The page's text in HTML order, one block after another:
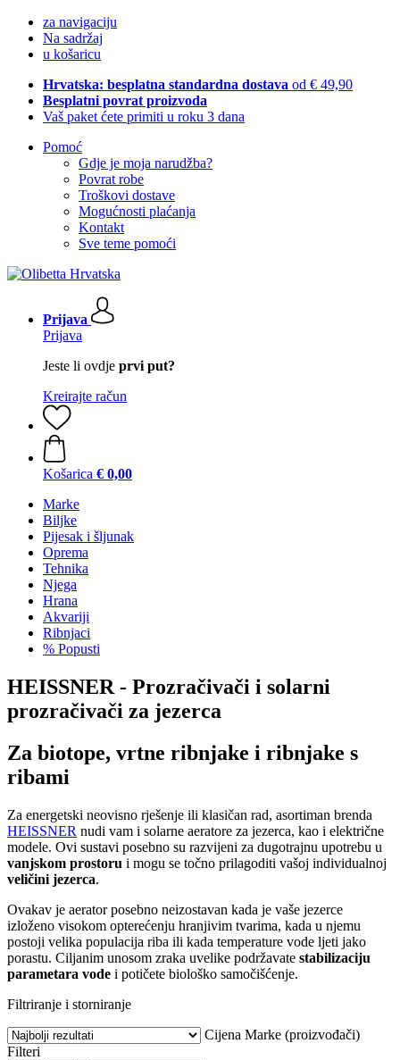
za navigaciju
Na sadržaj
u košaricu
Hrvatska: besplatna standardna dostava od € 49,90
Besplatni povrat proizvoda
Vaš paket ćete primiti u roku 3 dana
Pomoć
Gdje je moja narudžba?
Povrat robe
Troškovi dostave
Mogućnosti plaćanja
Kontakt
Sve teme pomoći
Prijava
Prijava
Jeste li ovdje prvi put?
Kreirajte račun
Košarica € 0,00
Marke
Biljke
Pijesak i šljunak
Oprema
Tehnika
Njega
Hrana
Akvariji
Ribnjaci
% Popusti
HEISSNER - Prozračivači i solarni
prozračivači za jezerca
Za biotope, vrtne ribnjake i ribnjake s
ribami
Za energetski neovisno rješenje ili klasičan rad, asortiman brenda
HEISSNER nudi vam i solarne aeratore za jezerca, kao i električne
modele. Ovi sustavi posebno su razvijeni za dugotrajnu upotrebu u
vanjskom prostoru i mogu se točno prilagoditi vašoj individualnoj
veličini jezerca.
Ovakav je aerator posebno neizostavan kada je vaše jezerce
izloženo visokom opterećenju hranjivim tvarima, kada u njemu
postoji velika populacija riba ili kada temperature vode ljeti jako
porastu. Ciljanim unosom zraka uvelike podržavate stabilizaciju
parametara vode i potičete biološko samočišćenje.
Filtriranje i storniranje
Cijena Marke (proizvođači)
Filteri